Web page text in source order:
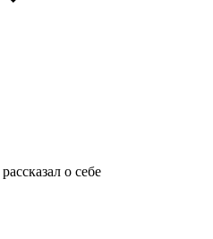
о себе